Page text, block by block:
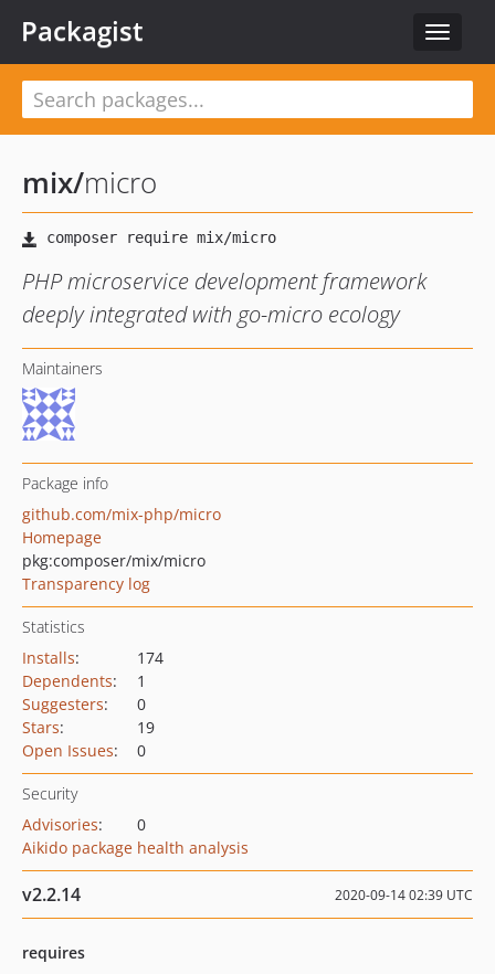
Toggle
Packagist
mix/micro
PHP microservice development framework
deeply integrated with go-micro ecology
Maintainers
Package info
github.com/mix-php/micro
Homepage
pkg:composer/mix/micro
Transparency log
Statistics
Installs:
174
Dependents:
1
Suggesters:
0
Stars:
19
Open Issues: 0
Security
Advisories:
0
Aikido package health analysis
v2.2.14 2020-09-14 02:39 UTC
requires